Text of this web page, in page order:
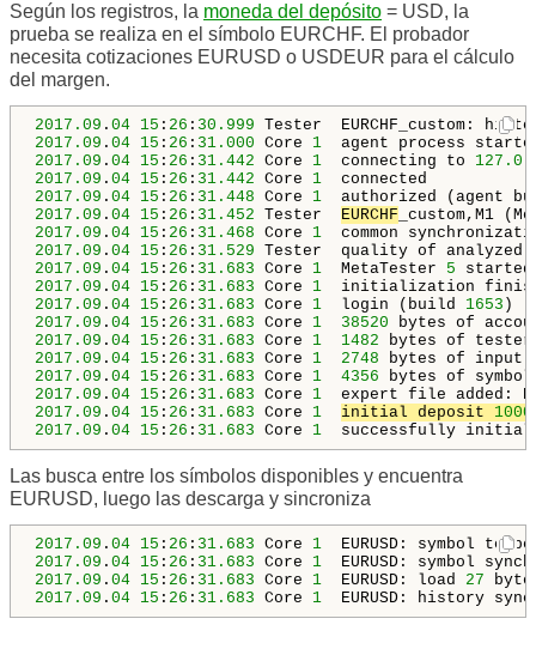
Según los registros, la moneda del depósito = USD, la
prueba se realiza en el símbolo EURCHF. El probador
necesita cotizaciones EURUSD o USDEUR para el cálculo
del margen.
2017.09 . 04 15 : 26 : 30.999 Tester  EURCHF_custom:
2017.09 . 04 15 : 26 : 31.000 Core 1
2017.09 . 04 15 : 26 : 31.442 Core 1 connecting to 127.0
2017.09 . 04 15 : 26 : 31.442 Core 1
2017.09 . 04 15 : 26 : 31.448 Core 1 authorized (agent
2017.09 . 04 15 : 26 : 31.452 Tester EURCHF _custom,M1
2017.09 . 04 15 : 26 : 31.468 Core 1
2017.09 . 04 15 : 26 : 31.529 Tester  quality of
2017.09 . 04 15 : 26 : 31.683 Core 1 MetaTester 5
2017.09 . 04 15 : 26 : 31.683 Core 1
2017.09 . 04 15 : 26 : 31.683 Core 1 login (build 1653
2017.09 . 04 15 : 26 : 31.683 Core 1
38520
2017.09 . 04 15 : 26 : 31.683 Core 1
1482
2017.09 . 04 15 : 26 : 31.683 Core 1
2748
2017.09 . 04 15 : 26 : 31.683 Core 1
4356
2017.09 . 04 15 : 26 : 31.683 Core 1 expert file added:
2017.09 . 04 15 : 26 : 31.683 Core 1 initial deposit
2017.09 . 04 15 : 26 : 31.683 Core 1 successfully
Las busca entre los símbolos disponibles y encuentra
EURUSD, luego las descarga y sincroniza
2017.09 . 04 15 : 26 : 31.683 Core 1
2017.09 . 04 15 : 26 : 31.683 Core 1 EURUSD: symbol
2017.09 . 04 15 : 26 : 31.683 Core 1 EURUSD: load 27
2017.09 . 04 15 : 26 : 31.683 Core 1 EURUSD: history